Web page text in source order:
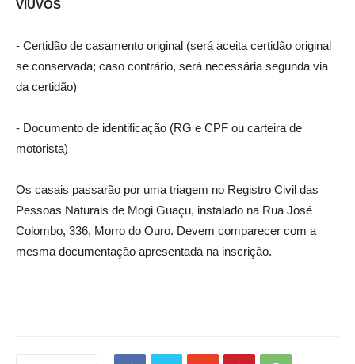
VIÚVOS
‐ Certidão de casamento original (será aceita certidão original
se conservada; caso contrário, será necessária segunda via
da certidão)
‐ Documento de identificação (RG e CPF ou carteira de
motorista)
Os casais passarão por uma triagem no Registro Civil das
Pessoas Naturais de Mogi Guaçu, instalado na Rua José
Colombo, 336, Morro do Ouro. Devem comparecer com a
mesma documentação apresentada na inscrição.